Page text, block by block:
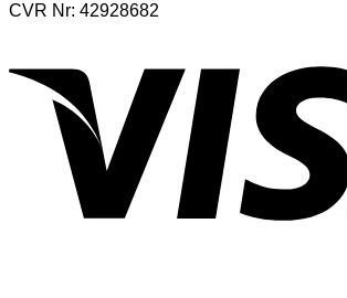
CVR Nr: 42928682